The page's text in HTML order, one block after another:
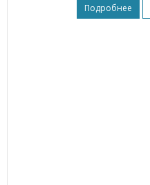
Подробнее